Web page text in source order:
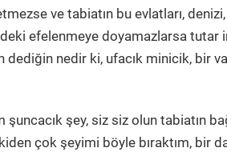
ve tabiatın bu evlatları,
efelenmeye doyamazlarsa tutar
dediğin nedir ki, ufacık minicik, bir
şuncacık şey, siz siz olun tabiatın
çok şeyimi böyle bıraktım, bir